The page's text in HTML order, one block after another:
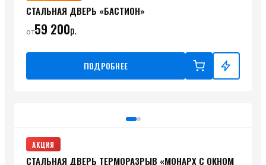
СТАЛЬНАЯ ДВЕРЬ «БАСТИОН»
от59 200р.
ПОДРОБНЕЕ
АКЦИЯ
СТАЛЬНАЯ ДВЕРЬ ТЕРМОРАЗРЫВ «МОНАРХ С ОКНОМ